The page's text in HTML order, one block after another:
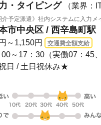
・タイピング （業界：
予定派遣》社内システムに入力メ
市中央区 / 西辛島町駅
～1,150円 交通費全額支給
日 / 土日祝休み★